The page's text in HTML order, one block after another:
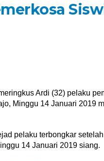
Ardi (32) pelaku
Minggu 14 Januari 2019
pelaku terbongkar
14 Januari 2019 siang.